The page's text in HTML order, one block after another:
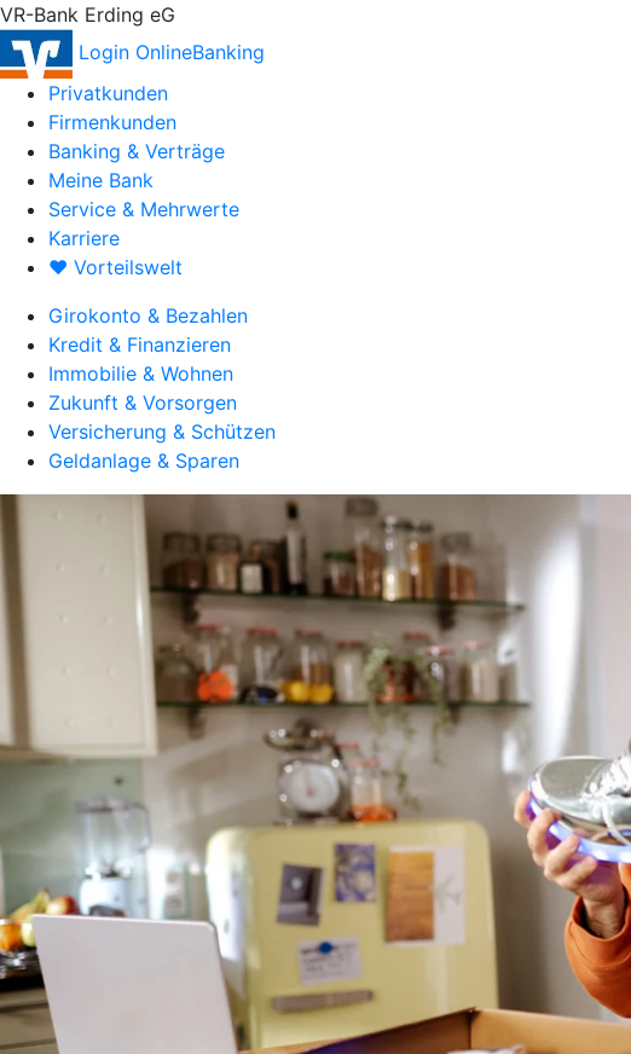
VR-Bank Erding eG
Login OnlineBanking
Privatkunden
Firmenkunden
Banking & Verträge
Meine Bank
Service & Mehrwerte
Karriere
♥ Vorteilswelt
Girokonto & Bezahlen
Kredit & Finanzieren
Immobilie & Wohnen
Zukunft & Vorsorgen
Versicherung & Schützen
Geldanlage & Sparen